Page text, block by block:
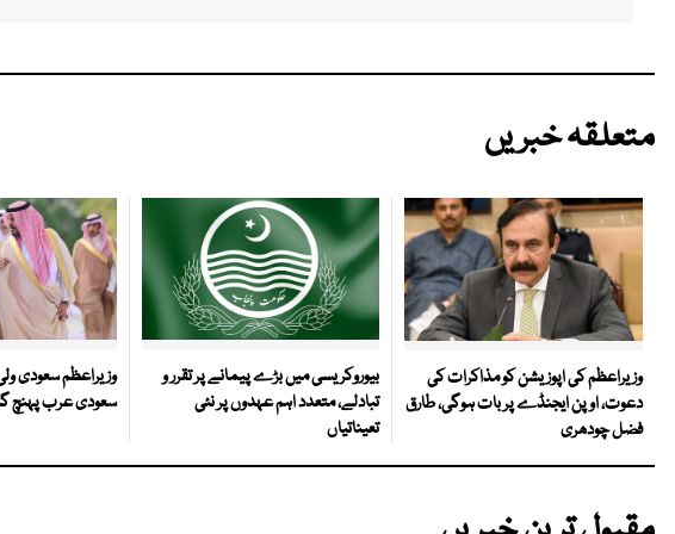
متعلقہ خبریں
وزیراعظم کی اپوزیشن کو مذاکرات کی
دعوت، اوپن ایجنڈے پر بات ہوگی، طارق
فضل چودھری
بیوروکریسی میں بڑے پیمانے پر تقرر و
تبادلے، متعدد اہم عہدوں پر نئی
تعیناتیاں
وزیراعظم سعودی
سعودی عرب پہنچ